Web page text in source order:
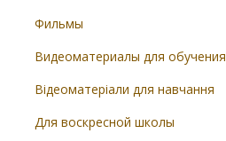
Фильмы
Видеоматериалы для обучения
Відеоматеріали для навчання
Для воскресной школы